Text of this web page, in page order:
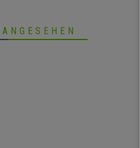
ANGESEHEN